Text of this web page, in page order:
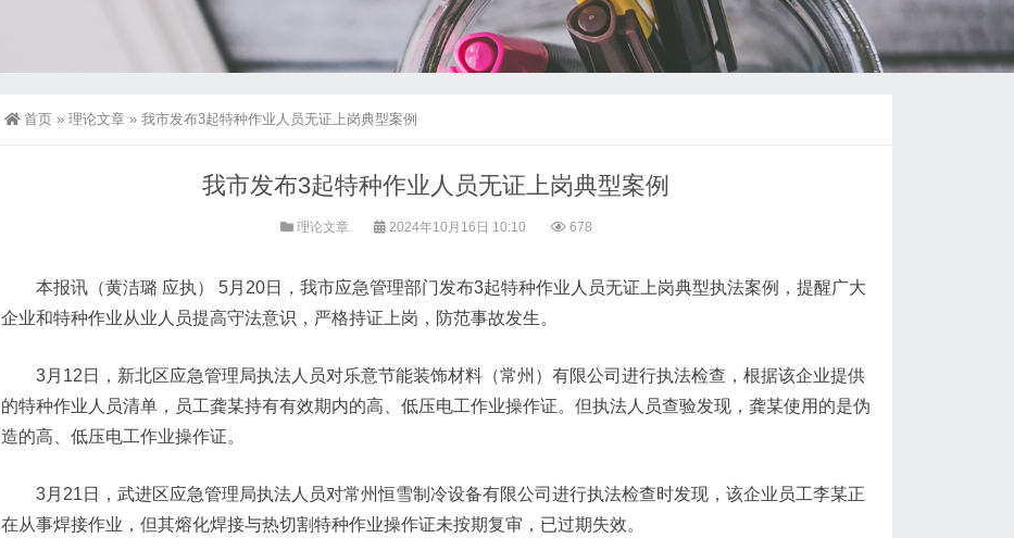
首页 » 理论文章 » 我市发布3起特种作业人员无证上岗典型案例
我市发布3起特种作业人员无证上岗典型案例
理论文章 2024年10月16日 10:10 678
本报讯（黄洁璐 应执） 5月20日，我市应急管理部门发布3起特种作业人员无证上岗典型执法案例，提醒广大
企业和特种作业从业人员提高守法意识，严格持证上岗，防范事故发生。
3月12日，新北区应急管理局执法人员对乐意节能装饰材料（常州）有限公司进行执法检查，根据该企业提供
的特种作业人员清单，员工龚某持有有效期内的高、低压电工作业操作证。但执法人员查验发现，龚某使用的是伪
造的高、低压电工作业操作证。
3月21日，武进区应急管理局执法人员对常州恒雪制冷设备有限公司进行执法检查时发现，该企业员工李某正
在从事焊接作业，但其熔化焊接与热切割特种作业操作证未按期复审，已过期失效。